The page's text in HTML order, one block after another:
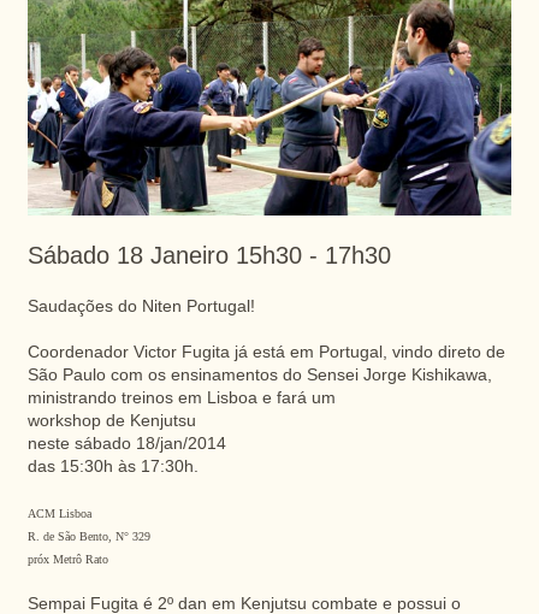
Sábado 18 Janeiro 15h30 - 17h30
Saudações do Niten Portugal!
Coordenador Victor Fugita já está em Portugal, vindo direto de
São Paulo com os ensinamentos do Sensei Jorge Kishikawa,
ministrando treinos em Lisboa e fará um
workshop de Kenjutsu
neste sábado 18/jan/2014
das 15:30h às 17:30h.
ACM Lisboa
R. de São Bento, N° 329
próx Metrô Rato
Sempai Fugita é 2º dan em Kenjutsu combate e possui o